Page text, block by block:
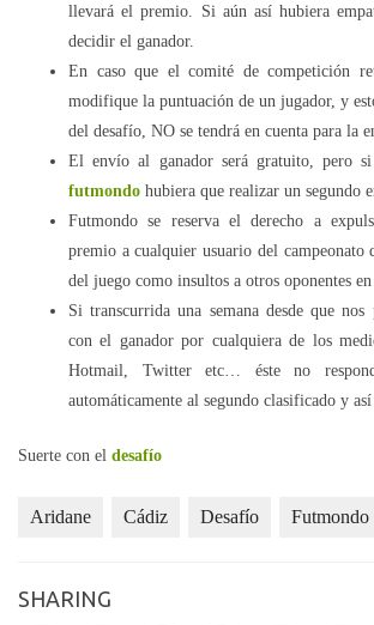
llevará el premio. Si aún así hubiera
decidir el ganador.
En caso que el comité de competición
modifique la puntuación de un jugador, y
del desafío, NO se tendrá en cuenta para la
El envío al ganador será gratuito, pero si
futmondo hubiera que realizar un segundo
Futmondo se reserva el derecho a
premio a cualquier usuario del campeonato
del juego como insultos a otros oponentes
Si transcurrida una semana desde que nos
con el ganador por cualquiera de los
Hotmail, Twitter etc… éste no
automáticamente al segundo clasificado y así
Suerte con el desafío
Aridane Cádiz Desafío Futmondo
SHARING